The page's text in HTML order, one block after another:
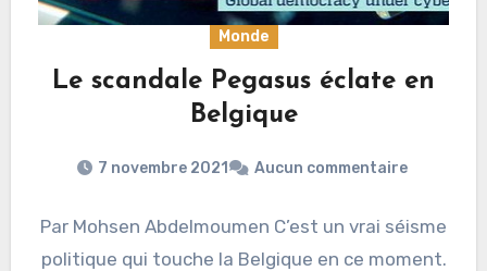
Monde
Le scandale Pegasus éclate en
Belgique
7 novembre 2021 Aucun commentaire
Par Mohsen Abdelmoumen C’est un vrai séisme
politique qui touche la Belgique en ce moment.